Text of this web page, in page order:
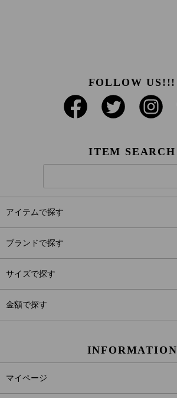
FOLLOW US!!!
ITEM SEARCH
アイテムで探す
ブランドで探す
サイズで探す
金額で探す
INFORMATION
マイページ